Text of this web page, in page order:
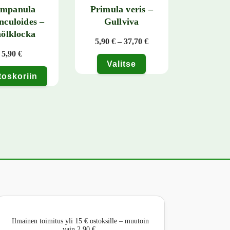
€
tehdä valinnat tuotteen sivulla.
–
5,90€
Primula veris –
Gullviva
5,90 € – 37,70 €Hintaluokka: 5,90 € -
Valitse
Ilmainen toimitus yli 15 € ostoksille – muutoin